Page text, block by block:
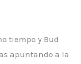
tiempo y Bud
apuntando a la